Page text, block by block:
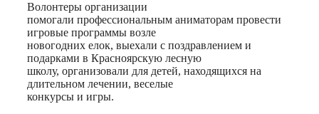
Волонтеры организации
помогали профессиональным аниматорам провести
игровые программы возле
новогодних елок, выехали с поздравлением и
подарками в Красноярскую лесную
школу, организовали для детей, находящихся на
длительном лечении, веселые
конкурсы и игры.